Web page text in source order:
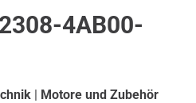
4AB00-
| Motore und Zubehör